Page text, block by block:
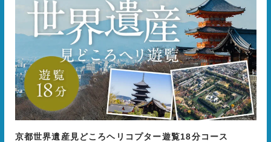
京都世界遺産見どころヘリコプター遊覧18分コース